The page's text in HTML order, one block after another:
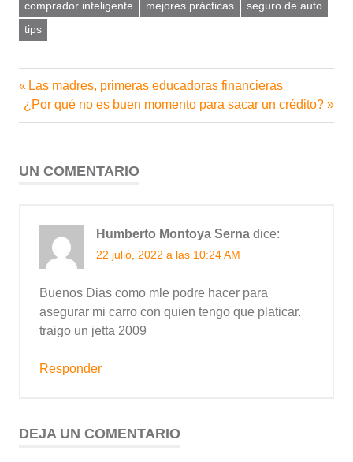
comprador inteligente mejores prácticas
seguro de auto
tips
Navegación
de
Entrada
anterior:
Las madres, primeras educadoras financieras
Siguiente
entrada:
¿Por qué no es buen momento para sacar un crédito?
UN COMENTARIO
Humberto Montoya Serna dice:
22 julio, 2022 a las 10:24 AM
Buenos Dias como mle podre hacer para
asegurar mi carro con quien tengo que platicar.
traigo un jetta 2009
Responder
DEJA UN COMENTARIO